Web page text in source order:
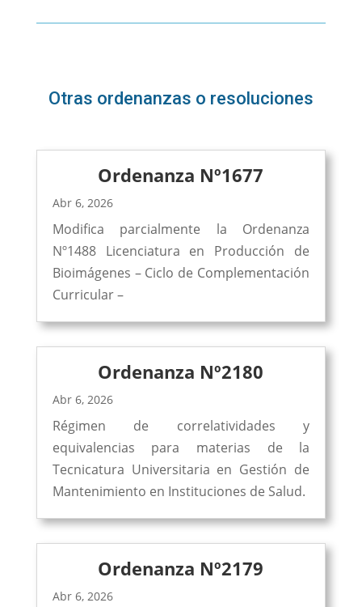
Otras ordenanzas o resoluciones
Ordenanza Nº1677
Abr 6, 2026
Modifica parcialmente la Ordenanza
Nº1488 Licenciatura en Producción de
Bioimágenes – Ciclo de Complementación
Curricular –
Ordenanza Nº2180
Abr 6, 2026
Régimen de correlatividades y
equivalencias para materias de la
Tecnicatura Universitaria en Gestión de
Mantenimiento en Instituciones de Salud.
Ordenanza Nº2179
Abr 6, 2026